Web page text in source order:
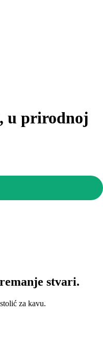
u prirodnoj
stvari.
za kavu.